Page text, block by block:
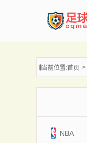
当前位置:首页
NBA